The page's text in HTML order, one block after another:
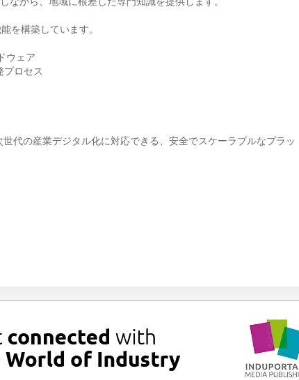
を構築しています。
ウェア
ロセス
代の産業デジタル化に対応できる、安全でスケーラブルなプラッ